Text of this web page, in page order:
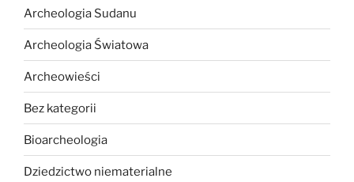
Archeologia Sudanu
Archeologia Światowa
Archeowieści
Bez kategorii
Bioarcheologia
Dziedzictwo niematerialne